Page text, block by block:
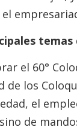
el 60°
de los
el
de